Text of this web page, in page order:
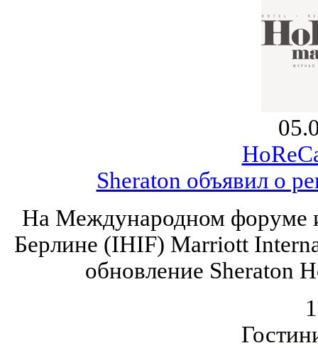
Sheraton объявил о
На Международном форуме
Берлине (IHIF) Marriott
обновление Sheraton